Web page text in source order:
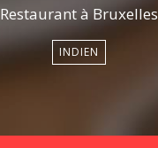
Restaurant à Bruxelles
INDIEN